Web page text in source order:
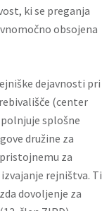
ki se preganja
obsojena
dejavnosti pri
(center
splošne
družine za
za
rejništva. Ti
dovoljenje za